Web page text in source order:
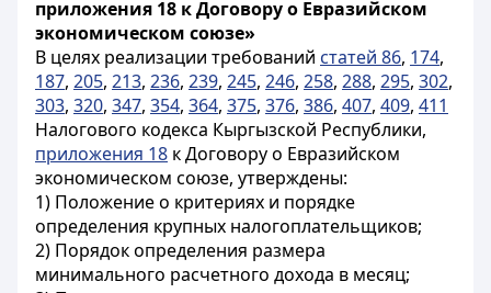
приложения 18 к Договору о Евразийском
экономическом союзе»
В целях реализации требований статей 86, 174,
187, 205, 213, 236, 239, 245, 246, 258, 288, 295, 302,
303, 320, 347, 354, 364, 375, 376, 386, 407, 409, 411
Налогового кодекса Кыргызской Республики,
приложения 18 к Договору о Евразийском
экономическом союзе, утверждены:
1) Положение о критериях и порядке
определения крупных налогоплательщиков;
2) Порядок определения размера
минимального расчетного дохода в месяц;